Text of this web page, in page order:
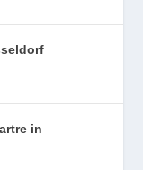
in